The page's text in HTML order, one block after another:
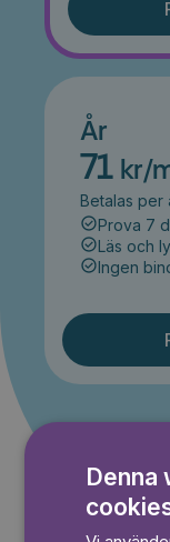
År
71 kr/
Betalas per
Prova 7
Läs och
Ingen
Denna